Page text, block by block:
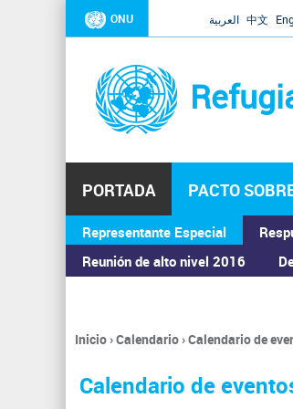
ONU العربية 中文
PORTADA PACTO
Representante Especial
Reunión de alto nivel 2016
ASAMBLEA GENERAL
Se
encuentra
usted
Inicio›Calendario›Calendario de
Calendario de